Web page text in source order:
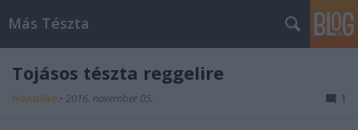
Más Tészta
Tojásos tészta reggelire
Havasilive • 2016. november 05. 1